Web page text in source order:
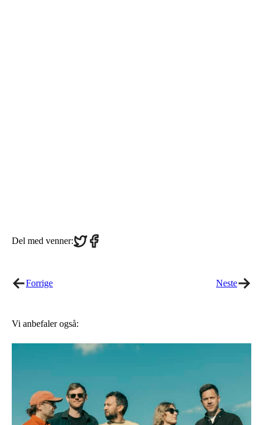
Del med venner:Share
on
Share
on
Forrige Neste
Vi anbefaler også: